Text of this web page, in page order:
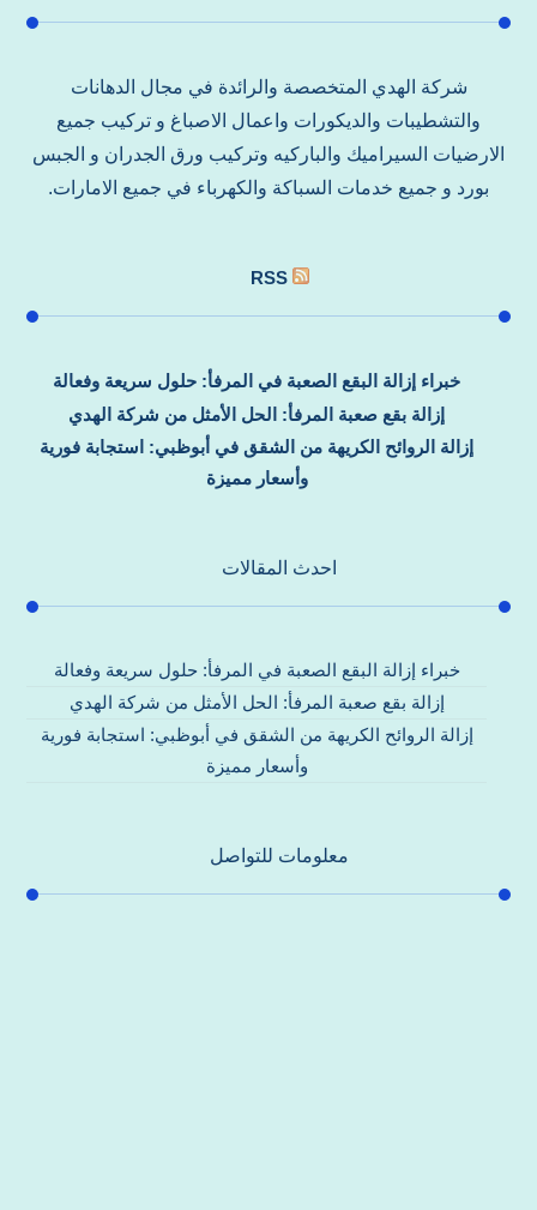
شركة الهدي المتخصصة والرائدة في مجال الدهانات
والتشطيبات والديكورات واعمال الاصباغ و تركيب جميع
الارضيات السيراميك والباركيه وتركيب ورق الجدران و الجبس
بورد و جميع خدمات السباكة والكهرباء في جميع الامارات.
RSS
خبراء إزالة البقع الصعبة في المرفأ: حلول سريعة وفعالة
إزالة بقع صعبة المرفأ: الحل الأمثل من شركة الهدي
إزالة الروائح الكريهة من الشقق في أبوظبي: استجابة فورية
وأسعار مميزة
احدث المقالات
خبراء إزالة البقع الصعبة في المرفأ: حلول سريعة وفعالة
إزالة بقع صعبة المرفأ: الحل الأمثل من شركة الهدي
إزالة الروائح الكريهة من الشقق في أبوظبي: استجابة فورية
وأسعار مميزة
معلومات للتواصل